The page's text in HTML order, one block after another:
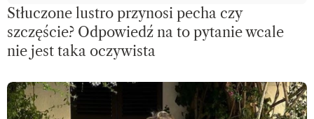
Stłuczone lustro przynosi pecha czy
szczęście? Odpowiedź na to pytanie wcale
nie jest taka oczywista